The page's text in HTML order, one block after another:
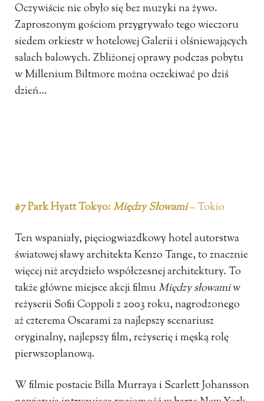
Oczywiście nie obyło się bez muzyki na żywo.
Zaproszonym gościom przygrywało tego wieczoru
siedem orkiestr w hotelowej Galerii i olśniewających
salach balowych. Zbliżonej oprawy podczas pobytu
w Millenium Biltmore można oczekiwać po dziś
dzień…
#7 Park Hyatt Tokyo:Między Słowami– Tokio
Ten wspaniały, pięciogwiazdkowy hotel autorstwa
światowej sławy architekta Kenzo Tange, to znacznie
więcej niż arcydzieło współczesnej architektury. To
także główne miejsce akcji filmuMiędzy słowamiw
reżyserii Sofii Coppoli z 2003 roku, nagrodzonego
aż czterema Oscarami za najlepszy scenariusz
oryginalny, najlepszy film, reżyserię i męską rolę
pierwszoplanową.
W filmie postacie Billa Murraya i Scarlett Johansson